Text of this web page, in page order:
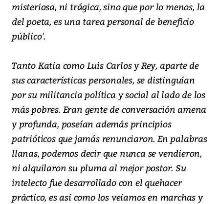
misteriosa, ni trágica, sino que por lo menos, la
del poeta, es una tarea personal de beneficio
público'.
Tanto Katia como Luis Carlos y Rey, aparte de
sus características personales, se distinguían
por su militancia política y social al lado de los
más pobres. Eran gente de conversación amena
y profunda, poseían además principios
patrióticos que jamás renunciaron. En palabras
llanas, podemos decir que nunca se vendieron,
ni alquilaron su pluma al mejor postor. Su
intelecto fue desarrollado con el quehacer
práctico, es así como los veíamos en marchas y